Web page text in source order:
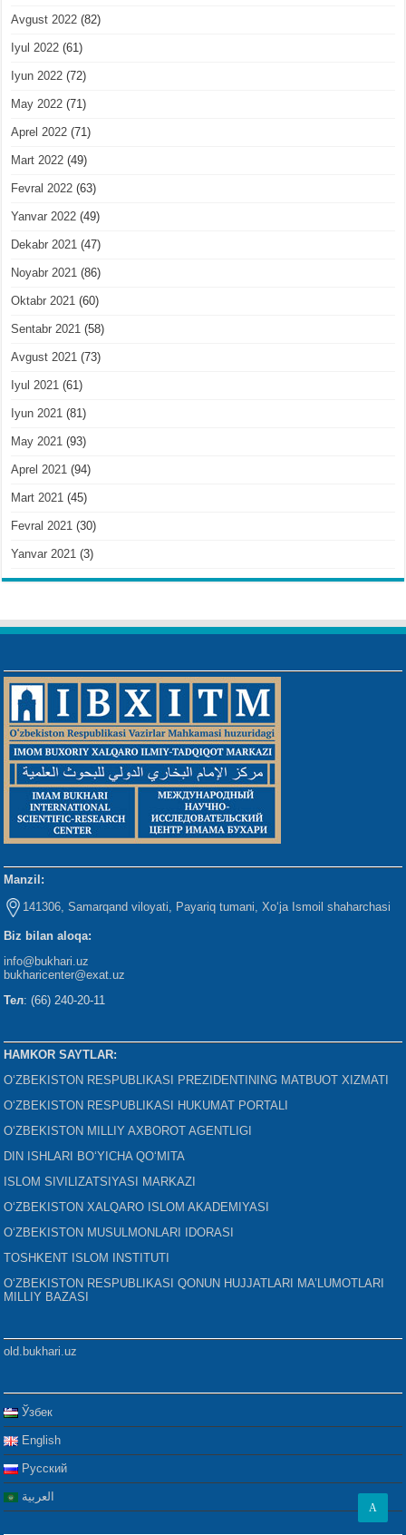
Avgust 2022 (82)
Iyul 2022 (61)
Iyun 2022 (72)
May 2022 (71)
Aprel 2022 (71)
Mart 2022 (49)
Fevral 2022 (63)
Yanvar 2022 (49)
Dekabr 2021 (47)
Noyabr 2021 (86)
Oktabr 2021 (60)
Sentabr 2021 (58)
Avgust 2021 (73)
Iyul 2021 (61)
Iyun 2021 (81)
May 2021 (93)
Aprel 2021 (94)
Mart 2021 (45)
Fevral 2021 (30)
Yanvar 2021 (3)
Manzil:
141306, Samarqand viloyati, Payariq tumani, Xo‘ja Ismoil shaharchasi
Biz bilan aloqa:
info@bukhari.uz
bukharicenter@exat.uz
Тел: (66) 240-20-11
HAMKOR SAYTLAR:
O‘ZBEKISTON RESPUBLIKASI PREZIDENTINING MATBUOT XIZMATI
O‘ZBEKISTON RESPUBLIKASI HUKUMAT PORTALI
O‘ZBEKISTON MILLIY AXBOROT AGENTLIGI
DIN ISHLARI BO‘YICHA QO‘MITA
ISLOM SIVILIZATSIYASI MARKAZI
O‘ZBEKISTON XALQARO ISLOM AKADEMIYASI
O‘ZBEKISTON MUSULMONLARI IDORASI
TOSHKENT ISLOM INSTITUTI
O‘ZBEKISTON RESPUBLIKASI QONUN HUJJATLARI MA’LUMOTLARI
MILLIY BAZASI
old.bukhari.uz
Ўзбек
English
Русский
العربية
A